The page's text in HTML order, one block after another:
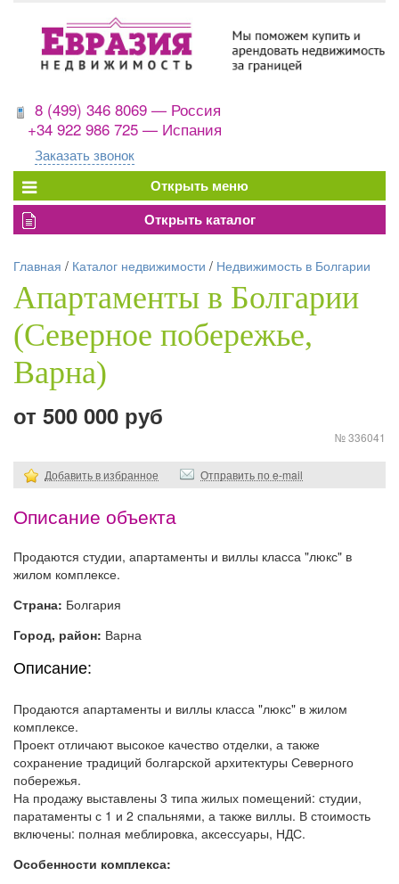
8 (499) 346 8069 — Россия
+34 922 986 725 — Испания
Заказать звонок
Главная / Каталог недвижимости / Недвижимость в Болгарии
Апартаменты в Болгарии
(Северное побережье,
Варна)
от 500 000 руб
№ 336041
Добавить в избранное Отправить по e-mail
Описание объекта
Продаются студии, апартаменты и виллы класса "люкс" в
жилом комплексе.
Страна: Болгария
Город, район: Варна
Описание:
Продаются апартаменты и виллы класса "люкс" в жилом
комплексе.
Проект отличают высокое качество отделки, а также
сохранение традиций болгарской архитектуры Северного
побережья.
На продажу выставлены 3 типа жилых помещений: студии,
паратаменты с 1 и 2 спальнями, а также виллы. В стоимость
включены: полная меблировка, аксессуары, НДС.
Особенности комплекса: